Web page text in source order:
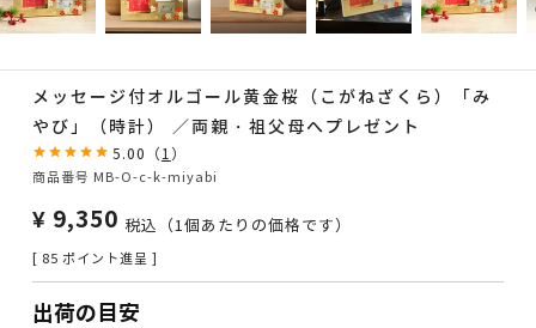
メッセージ付オルゴール黄金桜（こがねざくら）「み
やび」（時計） ／両親・祖父母へプレゼント
5.00 （ 1 ）
商品番号 MB-O-c-k-miyabi
¥ 9,350 税込 （1個あたりの価格です）
[ 85 ポイント進呈 ]
出荷の目安